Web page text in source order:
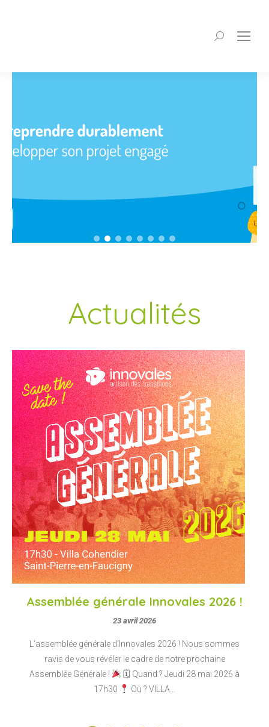
Recherche
Actualités
Assemblée générale Innovales 2026 !
23 avril 2026
L’assemblée générale d’Innovales 2026 ! Nous sommes
ravis de vous révéler le cadre de notre prochaine
Assemblée Générale !
🗓 Quand ? Jeudi 28 mai 2026 à
17h30
Où ? VILLA…